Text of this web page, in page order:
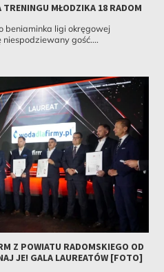
MŁODZIKA 18 RADOM
beniaminka ligi okręgowej
niespodziewany gość....
Z POWIATU RADOMSKIEGO OD
JE! GALA LAUREATÓW [FOTO]